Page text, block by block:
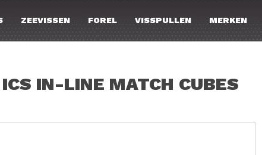
ZEEVISSEN FOREL VISSPULLEN MERKEN
IN-LINE MATCH CUBES